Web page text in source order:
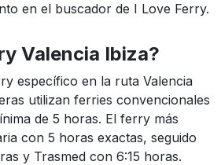
en el buscador de I Love Ferry.
Valencia Ibiza?
específico en la ruta Valencia
utilizan ferries convencionales
de 5 horas. El ferry más
con 5 horas exactas, seguido
y Trasmed con 6:15 horas.